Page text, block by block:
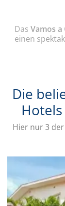
Das Vamos a
einen
Die
Hier nur 3